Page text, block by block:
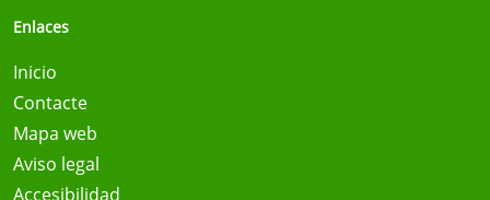
Enlaces
Inicio
Contacte
Mapa web
Aviso legal
Accesibilidad